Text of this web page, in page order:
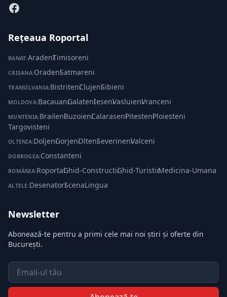
Rețeaua Roportal
BANAT:Aradeni·Timisoreni
CRIȘANA:Oradeni·Satmareni
TRANSILVANIA:Bistriteni·Clujeni·Sibieni
MOLDOVA:Bacauani·Galateni·Ieseni·Vasluieni·Vranceni
MUNTENIA:Braileni·Buzoieni·Calaraseni·Pitesteni·Ploiesteni·
Targovisteni
OLTENIA:Doljeni·Gorjeni·Olteni·Severineni·Valceni
DOBROGEA:Constanteni
ROMÂNIA:Roportal·Ghid-Constructii·Ghid-Turistic·Medicina-Umana
ALTELE:Desenatori·ScenaLingua
Newsletter
Abonează-te pentru a primi cele mai noi știri și oferte din
București.
Email